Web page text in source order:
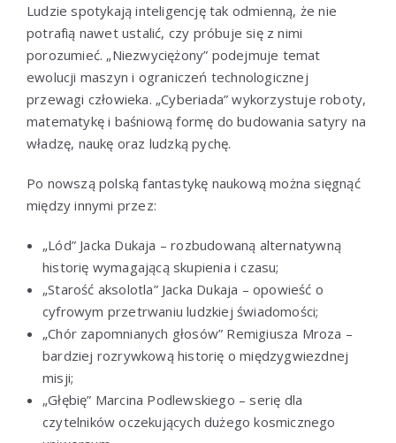
Ludzie spotykają inteligencję tak odmienną, że nie
potrafią nawet ustalić, czy próbuje się z nimi
porozumieć. „Niezwyciężony” podejmuje temat
ewolucji maszyn i ograniczeń technologicznej
przewagi człowieka. „Cyberiada” wykorzystuje roboty,
matematykę i baśniową formę do budowania satyry na
władzę, naukę oraz ludzką pychę.
Po nowszą polską fantastykę naukową można sięgnąć
między innymi przez:
„Lód” Jacka Dukaja – rozbudowaną alternatywną
historię wymagającą skupienia i czasu;
„Starość aksolotla” Jacka Dukaja – opowieść o
cyfrowym przetrwaniu ludzkiej świadomości;
„Chór zapomnianych głosów” Remigiusza Mroza –
bardziej rozrywkową historię o międzygwiezdnej
misji;
„Głębię” Marcina Podlewskiego – serię dla
czytelników oczekujących dużego kosmicznego